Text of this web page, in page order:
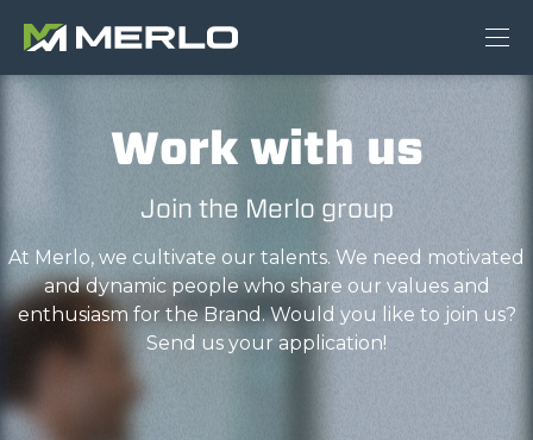
Work with us
Join the Merlo group
At Merlo, we cultivate our talents. We need motivated
and dynamic people who share our values and
enthusiasm for the Brand. Would you like to join us?
Send us your application!